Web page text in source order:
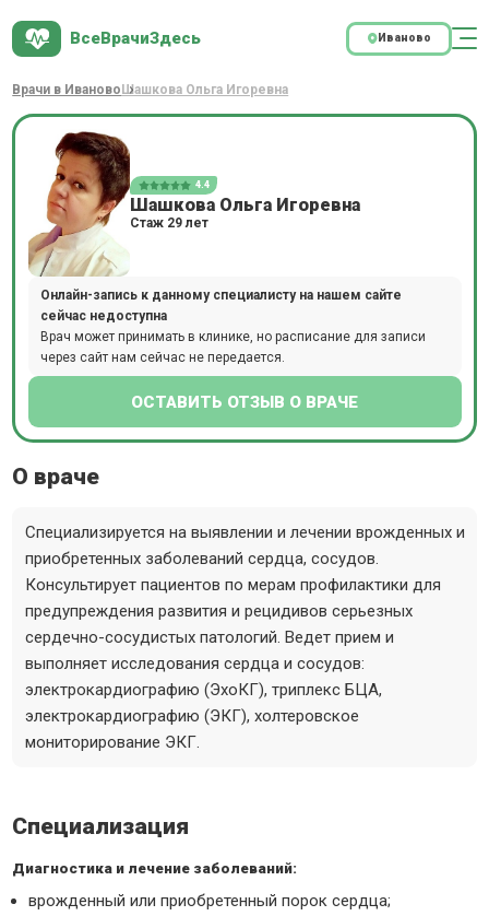
ВсеВрачиЗдесь Иваново
Врачи в Иваново Шашкова Ольга Игоревна
4.4
Шашкова Ольга Игоревна
Стаж 29 лет
Онлайн-запись к данному специалисту на нашем сайте
сейчас недоступна
Врач может принимать в клинике, но расписание для записи
через сайт нам сейчас не передается.
ОСТАВИТЬ ОТЗЫВ О ВРАЧЕ
О враче
Специализируется на выявлении и лечении врожденных и
приобретенных заболеваний сердца, сосудов.
Консультирует пациентов по мерам профилактики для
предупреждения развития и рецидивов серьезных
сердечно-сосудистых патологий. Ведет прием и
выполняет исследования сердца и сосудов:
электрокардиографию (ЭхоКГ), триплекс БЦА,
электрокардиографию (ЭКГ), холтеровское
мониторирование ЭКГ.
Специализация
Диагностика и лечение заболеваний:
врожденный или приобретенный порок сердца;